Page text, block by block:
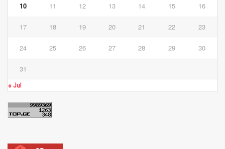
10 11 12 13 14 15 16
17 18 19 20 21 22 23
24 25 26 27 28 29 30
31
« Jul